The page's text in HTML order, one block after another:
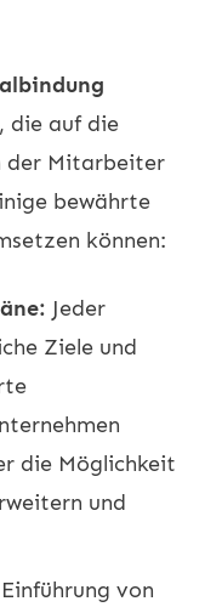
die auf die
der Mitarbeiter
bewährte
können:
Jeder
Ziele und
die Möglichkeit
und
von